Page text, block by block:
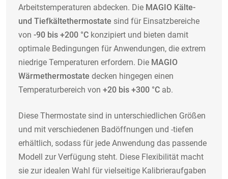
Arbeitstemperaturen abdecken. Die MAGIO Kälte-
und Tiefkältethermostate sind für Einsatzbereiche
von -90 bis +200 °C konzipiert und bieten damit
optimale Bedingungen für Anwendungen, die extrem
niedrige Temperaturen erfordern. Die MAGIO
Wärmethermostate decken hingegen einen
Temperaturbereich von +20 bis +300 °C ab.
Diese Thermostate sind in unterschiedlichen Größen
und mit verschiedenen Badöffnungen und -tiefen
erhältlich, sodass für jede Anwendung das passende
Modell zur Verfügung steht. Diese Flexibilität macht
sie zur idealen Wahl für vielseitige Kalibrieraufgaben